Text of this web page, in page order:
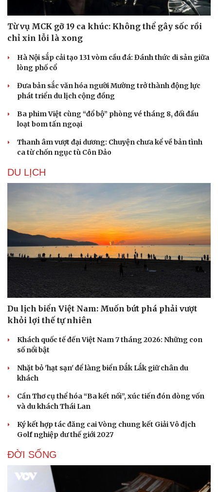
Du lịch
Tư vấn
Săn Tour
check-in
Câu chuyện thời sự
Đọc truyện đêm khuya
Từ vụ MCK gỡ 19 ca khúc: Không thể gây sốc rồi
chỉ xin lỗi là xong
Hà Nội sắp cải tạo 131 vòm cầu đá: Đánh thức di sản giữa
lòng phố cổ
Đưa bản sắc văn hóa người Mường trở thành động lực
phát triển du lịch cộng đồng
Ba phim Việt cùng “đổ bộ” phòng vé tháng 8, đối đầu
loạt bom tấn ngoại
Thanh âm vượt đại dương: Chuyện chưa kể về bản tình
ca từ chốn ngục tù Côn Đảo
DU LỊCH
Du lịch biển Việt Nam: Muốn bứt phá phải vượt
khỏi lợi thế tự nhiên
Khách quốc tế đến Việt Nam 7 tháng 2026: Những con
số nổi bật
Nhặt bỏ 'hạt sạn' để làng biển Đắk Lắk giữ chân du
khách
Cần Thơ cụ thể hóa “Ba kết nối”, xúc tiến đón dòng vốn
và du khách Thái Lan
Ký kết hợp tác đăng cai Vòng chung kết Giải Vô địch
Golf nghiệp dư thế giới 2027
ĐỜI SỐNG